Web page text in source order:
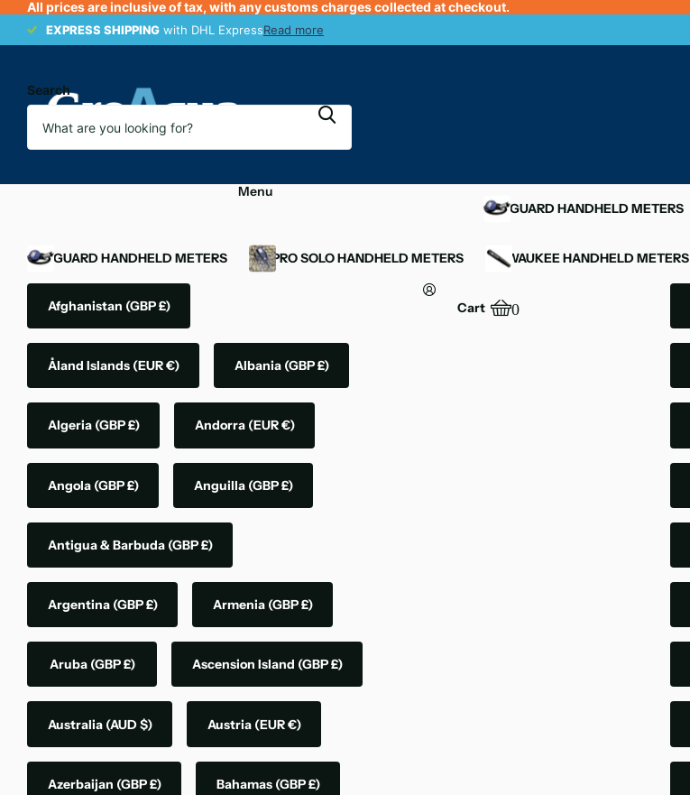
All prices are inclusive of tax, with any customs charges collected at checkout.
EXPRESS SHIPPING with DHL ExpressRead more
EXPRESS SHIPPING
Search
Menu
OXYGUARD HANDHELD METERS
OXYGUARD HANDHELD METERS YSI PRO SOLO HANDHELD METERS MILWAUKEE HANDHELD METERS
Afghanistan (GBP £)
Åland Islands (EUR €) Albania (GBP £)
Algeria (GBP £) Andorra (EUR €)
Angola (GBP £) Anguilla (GBP £)
Antigua & Barbuda (GBP £)
Argentina (GBP £) Armenia (GBP £)
Aruba (GBP £) Ascension Island (GBP £)
Australia (AUD $) Austria (EUR €)
Azerbaijan (GBP £) Bahamas (GBP £)
Cart 0